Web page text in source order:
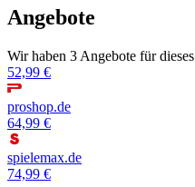
Angebote
Wir haben 3 Angebote für
52,99 €
proshop.de
64,99 €
spielemax.de
74,99 €